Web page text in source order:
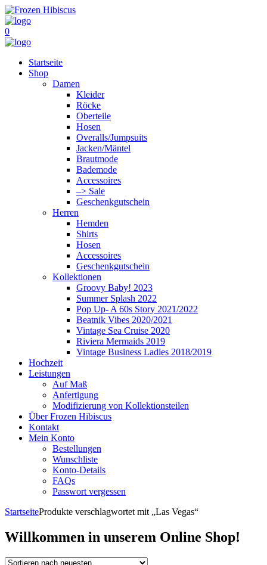
0
Startseite
Shop
Damen
Kleider
Röcke
Oberteile
Hosen
Overalls/Jumpsuits
Jacken/Mäntel
Brautmode
Bademode
Accessoires
–> Sale
Geschenkgutschein
Herren
Hemden
Shirts
Hosen
Accessoires
Geschenkgutschein
Kollektionen
Groovy Baby! 2023
Summer Splash 2022
Pop Up- A 60s Story 2021/2022
Beatnik Vibes 2020/2021
Vintage Sea Cruise 2020
Riviera Mermaids 2019
Vintage Business Ladies 2018/2019
Hochzeit
Leistungen
Auf Maß
Anfertigung
Modifizierung von Kollektionsteilen
Über Frozen Hibiscus
Kontakt
Mein Konto
Bestellungen
Wunschliste
Konto-Details
FAQs
Passwort vergessen
StartseiteProdukte verschlagwortet mit „Las Vegas“
Willkommen in unserem Online Shop!